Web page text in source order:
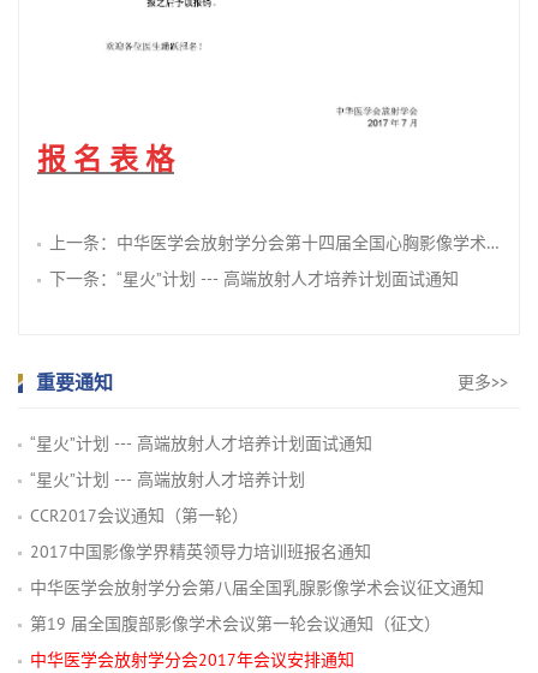
报 名 表 格
上一条： 中华医学会放射学分会第十四届全国心胸影像学术会议第二轮会议通知
下一条： “星火”计划 --- 高端放射人才培养计划面试通知
重要通知 更多>>
“星火”计划 --- 高端放射人才培养计划面试通知
“星火”计划 --- 高端放射人才培养计划
CCR2017会议通知（第一轮）
2017中国影像学界精英领导力培训班报名通知
中华医学会放射学分会第八届全国乳腺影像学术会议征文通知
第19 届全国腹部影像学术会议第一轮会议通知（征文）
中华医学会放射学分会2017年会议安排通知